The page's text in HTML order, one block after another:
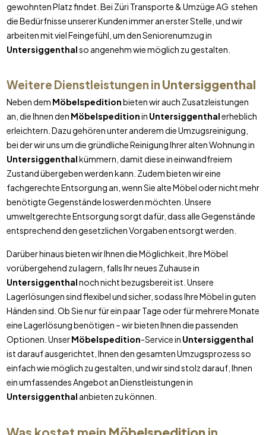
gewohnten Platz findet. Bei Züri Transporte & Umzüge AG stehen
die Bedürfnisse unserer Kunden immer an erster Stelle, und wir
arbeiten mit viel Feingefühl, um den Seniorenumzug in
Untersiggenthalso angenehm wie möglich zu gestalten.
Weitere Dienstleistungen in Untersiggenthal
Neben dem Möbelspeditionbieten wir auch Zusatzleistungen
an, die Ihnen den Möbelspeditionin Untersiggenthalerheblich
erleichtern. Dazu gehören unter anderem die Umzugsreinigung,
bei der wir uns um die gründliche Reinigung Ihrer alten Wohnung in
Untersiggenthalkümmern, damit diese in einwandfreiem
Zustand übergeben werden kann. Zudem bieten wir eine
fachgerechte Entsorgung an, wenn Sie alte Möbel oder nicht mehr
benötigte Gegenstände loswerden möchten. Unsere
umweltgerechte Entsorgung sorgt dafür, dass alle Gegenstände
entsprechend den gesetzlichen Vorgaben entsorgt werden.
Darüber hinaus bieten wir Ihnen die Möglichkeit, Ihre Möbel
vorübergehend zu lagern, falls Ihr neues Zuhause in
Untersiggenthalnoch nicht bezugsbereit ist. Unsere
Lagerlösungen sind flexibel und sicher, sodass Ihre Möbel in guten
Händen sind. Ob Sie nur für ein paar Tage oder für mehrere Monate
eine Lagerlösung benötigen – wir bieten Ihnen die passenden
Optionen. UnserMöbelspedition-Service in Untersiggenthal
ist darauf ausgerichtet, Ihnen den gesamten Umzugsprozess so
einfach wie möglich zu gestalten, und wir sind stolz darauf, Ihnen
ein umfassendes Angebot an Dienstleistungen in
Untersiggenthal anbieten zu können.